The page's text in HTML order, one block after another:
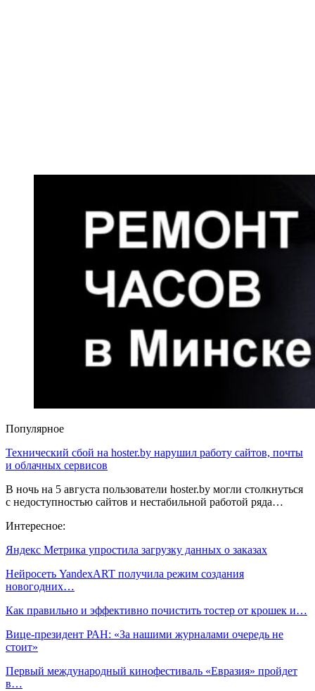
Популярное
Технический сбой на hoster.by нарушил работу сайтов, почты
и облачных сервисов
В ночь на 5 августа пользователи hoster.by могли столкнуться
с недоступностью сайтов и нестабильной работой ряда…
Интересное:
Яндекс Метрика упростила загрузку данных о заказах
Нейросеть YandexART получила режим создания
новогодних…
Как правильно и эффективно почистить тостер от крошек и…
Вице-президент РАН: «За нашими журналами очередь не
стоит»
Первый международный кинофестиваль «Евразия» пройдет
в…